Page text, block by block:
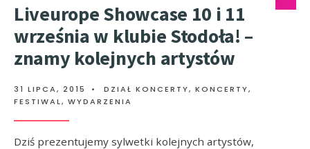
Liveurope Showcase 10 i 11
września w klubie Stodoła! –
znamy kolejnych artystów
31 LIPCA, 2015 • DZIAŁ KONCERTY, KONCERTY,
FESTIWAL, WYDARZENIA
Dziś prezentujemy sylwetki kolejnych artystów,